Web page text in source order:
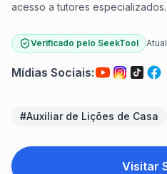
acesso a tutores especializados.
Verificado pelo SeekTool
Mídias Sociais:
#Auxiliar de Lições de Casa
Visitar